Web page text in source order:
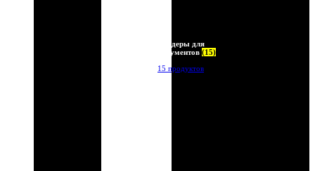
Холдеры для
документов (15)
15 продуктов